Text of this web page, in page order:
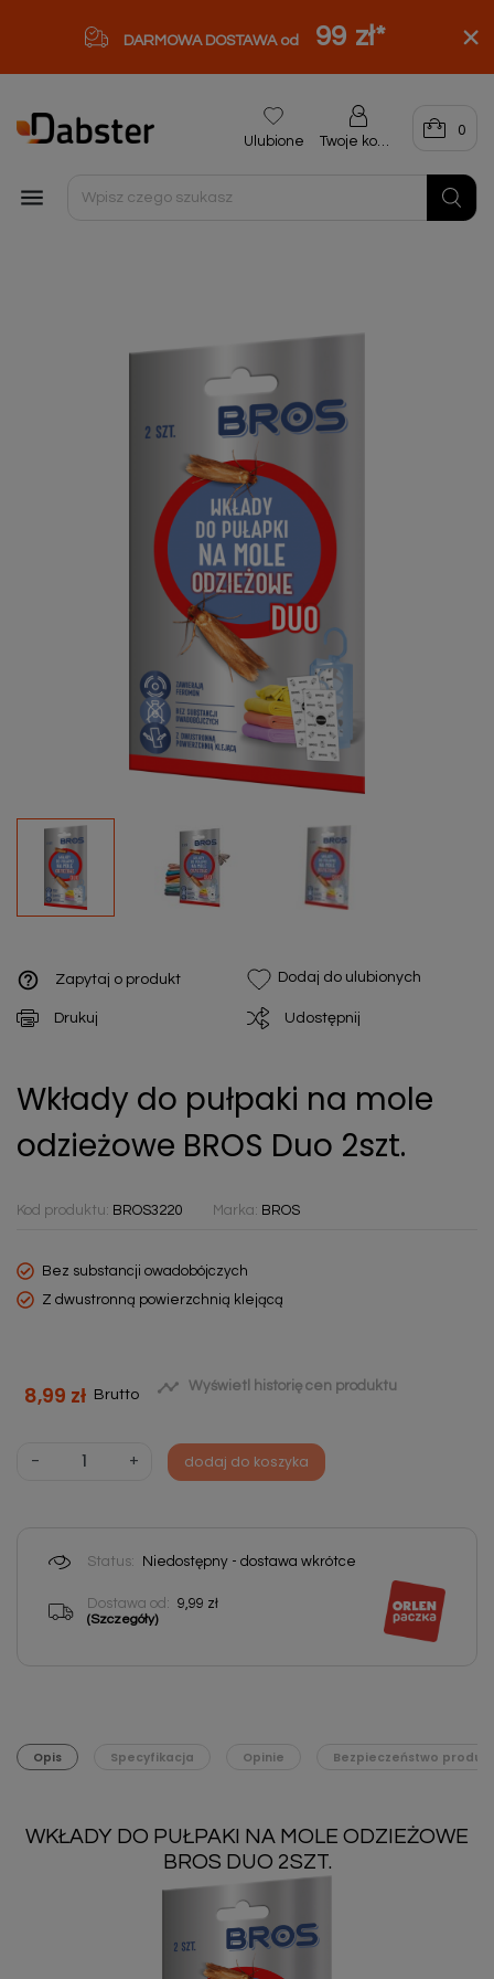
DARMOWA DOSTAWA od 99 zł*

Ulubione Twoje konto
0
help_outline Zapytaj o produkt Dodaj do ulubionych
Drukuj Udostępnij
Wkłady do pułpaki na mole
odzieżowe BROS Duo 2szt.
Kod produktu: BROS3220 Marka: BROS
Bez substancji owadobójczych
Z dwustronną powierzchnią klejącą
8,99 zł Brutto  Wyświetl historię cen produktu
- + dodaj do koszyka
Status: Niedostępny - dostawa wkrótce
Dostawa od: 9,99 zł
(Szczegóły)
Opis Specyfikacja Opinie Bezpieczeństwo
WKŁADY DO PUŁPAKI NA MOLE ODZIEŻOWE
BROS DUO 2SZT.